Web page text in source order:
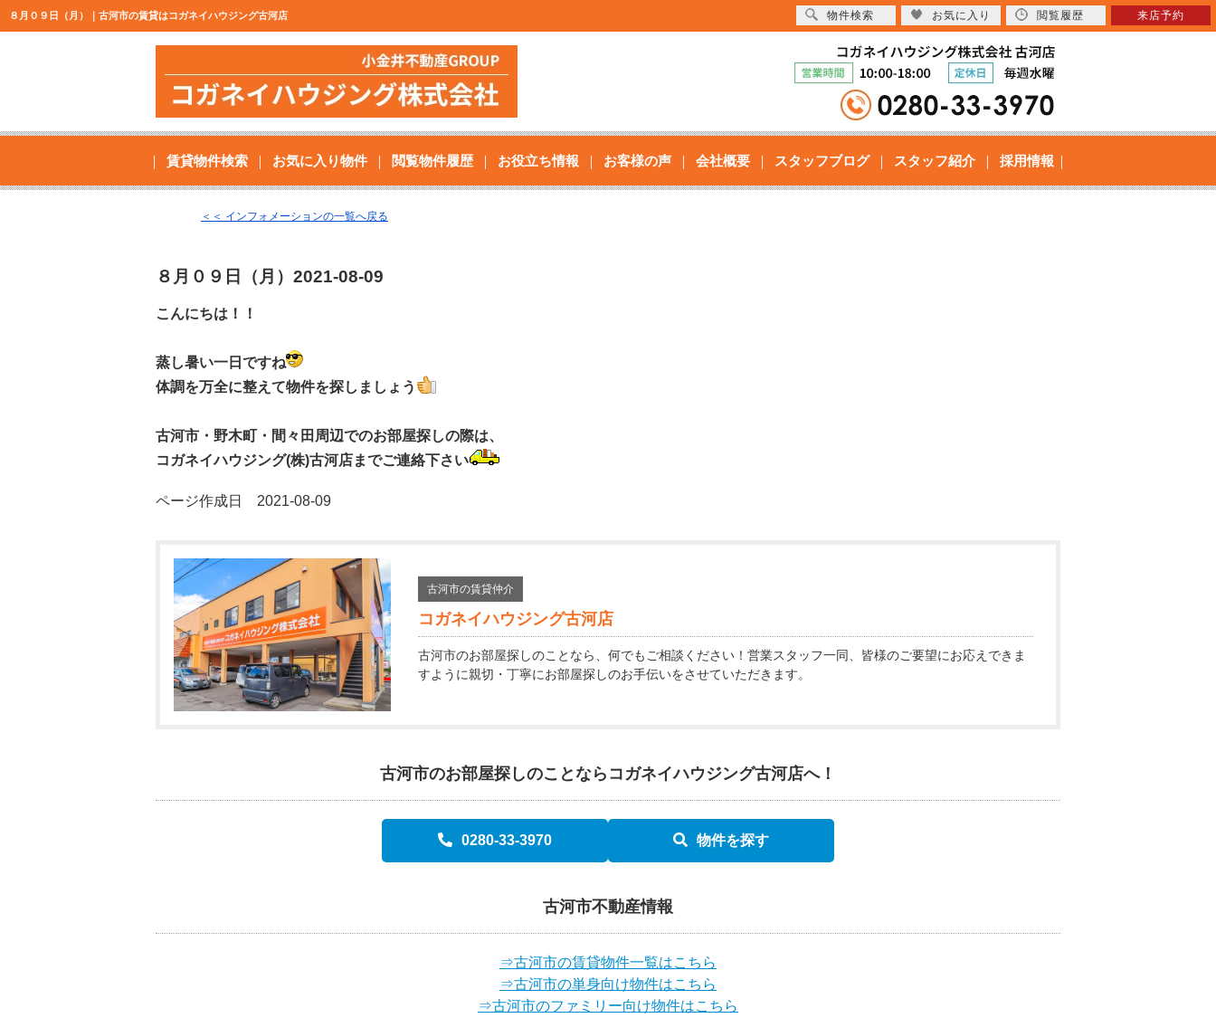
８月０９日（月）｜古河市の賃貸はコガネイハウジング古河店
賃貸物件検索 お気に入り物件 閲覧物件履歴 お役立ち情報 お客様の声 会社概要 スタッフブログ スタッフ紹介 採用情報
＜＜ インフォメーションの一覧へ戻る
８月０９日（月） 2021-08-09
こんにちは！！
蒸し暑い一日ですね
体調を万全に整えて物件を探しましょう
古河市・野木町・間々田周辺でのお部屋探しの際は、
コガネイハウジング(株)古河店までご連絡下さい
ページ作成日 2021-08-09
古河市の賃貸仲介
コガネイハウジング古河店
古河市のお部屋探しのことなら、何でもご相談ください！営業スタッフ一同、皆様のご要望にお応えできま
すように親切・丁寧にお部屋探しのお手伝いをさせていただきます。
古河市のお部屋探しのことなら コガネイハウジング古河店へ！
0280-33-3970 物件を探す
古河市不動産情報
⇒古河市の賃貸物件一覧はこちら
⇒古河市の単身向け物件はこちら
⇒古河市のファミリー向け物件はこちら
物件検索 お気に入り 閲覧履歴 来店予約